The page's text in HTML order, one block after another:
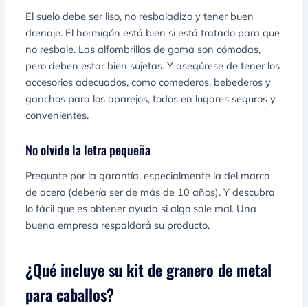
El suelo debe ser liso, no resbaladizo y tener buen
drenaje. El hormigón está bien si está tratado para que
no resbale. Las alfombrillas de goma son cómodas,
pero deben estar bien sujetas. Y asegúrese de tener los
accesorios adecuados, como comederos, bebederos y
ganchos para los aparejos, todos en lugares seguros y
convenientes.
No olvide la letra pequeña
Pregunte por la garantía, especialmente la del marco
de acero (debería ser de más de 10 años). Y descubra
lo fácil que es obtener ayuda si algo sale mal. Una
buena empresa respaldará su producto.
¿Qué incluye su kit de granero de metal
para caballos?